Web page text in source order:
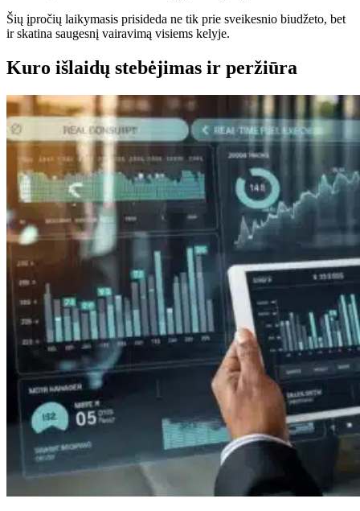
Šių įpročių laikymasis prisideda ne tik prie sveikesnio biudžeto, bet
ir skatina saugesnį vairavimą visiems kelyje.
Kuro išlaidų stebėjimas ir peržiūra